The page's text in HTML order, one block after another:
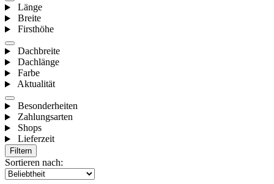
Länge
Breite
Firsthöhe
Dachbreite
Dachlänge
Farbe
Aktualität
Besonderheiten
Zahlungsarten
Shops
Lieferzeit
Filtern
Sortieren nach: